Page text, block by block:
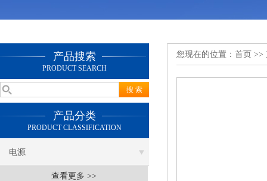
产品搜索
PRODUCT SEARCH
产品分类
PRODUCT CLASSIFICATION
电源
查看更多 >>
您现在的位置： 首页 >>